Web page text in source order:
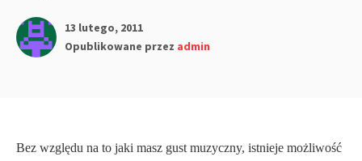
13 lutego, 2011
Opublikowane przez admin
Bez względu na to jaki masz gust muzyczny, istnieje możliwość